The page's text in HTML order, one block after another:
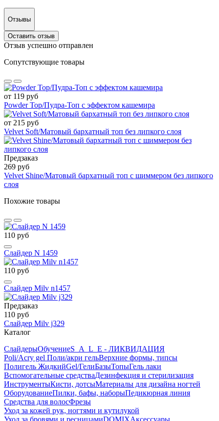
Отзывы
Оставить отзыв
Отзыв успешно отправлен
Сопутствующие товары
от 119 руб
Powder Top/Пудра-Топ с эффектом кашемира
от 215 руб
Velvet Soft/Матовый бархатный топ без липкого слоя
Предзаказ
269 руб
Velvet Shine/Матовый бархатный топ с шиммером без липкого
слоя
Похожие товары
110 руб
Слайдер N 1459
110 руб
Слайдер Milv n1457
Предзаказ
110 руб
Слайдер Milv j329
Каталог
СлайдерыОбучениеS_A_L_E - ЛИКВИДАЦИЯ
Poli/Acry gel Поли/акри гельВерхние формы, типсы
Полигель ЖидкийGel/ГелиБазыТопыГель лаки
Вспомогательные средстваДезинфекция и стерилизация
ИнструментыКисти, дотсыМатериалы для дизайна ногтей
ОборудованиеПилки, бафы, наборыПедикюрная линия
Средства для волосФрезы
Уход за кожей рук, ногтями и кутилукой